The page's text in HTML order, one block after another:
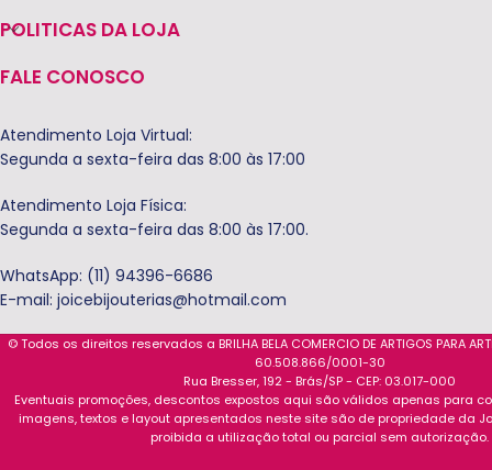
POLITICAS DA LOJA
FALE CONOSCO
Atendimento Loja Virtual:
Segunda a sexta-feira das 8:00 às 17:00
Atendimento Loja Física:
Segunda a sexta-feira das 8:00 às 17:00.
WhatsApp: (11) 94396-6686
E-mail: joicebijouterias@hotmail.com
© Todos os direitos reservados a BRILHA BELA COMERCIO DE ARTIGOS PARA
60.508.866/0001-30
Rua Bresser, 192 - Brás/SP - CEP: 03.017-000
Eventuais promoções, descontos expostos aqui são válidos apenas para
imagens, textos e layout apresentados neste site são de propriedade da
proibida a utilização total ou parcial sem autorização.